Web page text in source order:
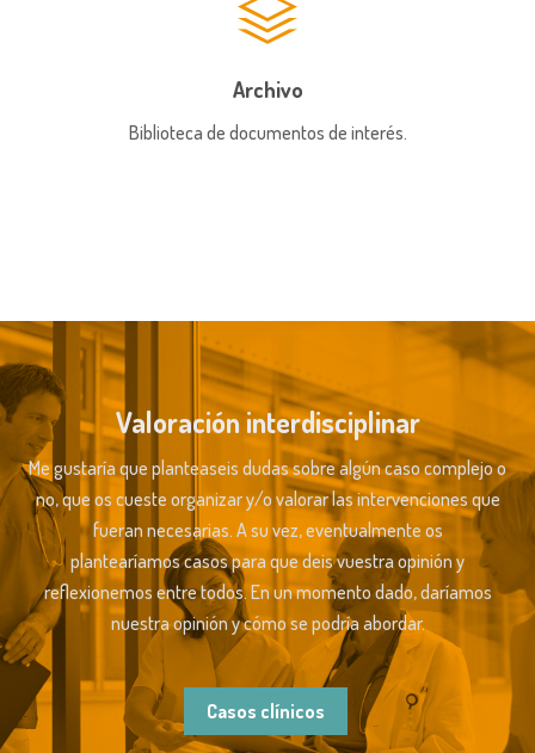
Archivo
Biblioteca de documentos de interés.
Valoración interdisciplinar
Me gustaría que planteaseis dudas sobre algún caso complejo o
no, que os cueste organizar y/o valorar las intervenciones que
fueran necesarias. A su vez, eventualmente os
plantearíamos casos para que deis vuestra opinión y
reflexionemos entre todos. En un momento dado, daríamos
nuestra opinión y cómo se podría abordar.
Casos clínicos